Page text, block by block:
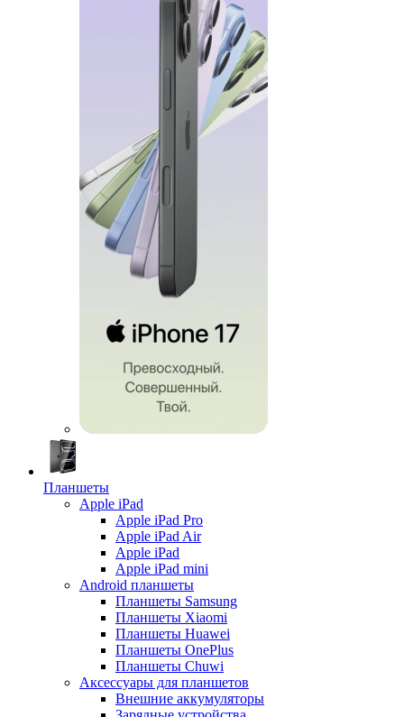
Планшеты
Apple iPad
Apple iPad Pro
Apple iPad Air
Apple iPad
Apple iPad mini
Android планшеты
Планшеты Samsung
Планшеты Xiaomi
Планшеты Huawei
Планшеты OnePlus
Планшеты Chuwi
Аксессуары для планшетов
Внешние аккумуляторы